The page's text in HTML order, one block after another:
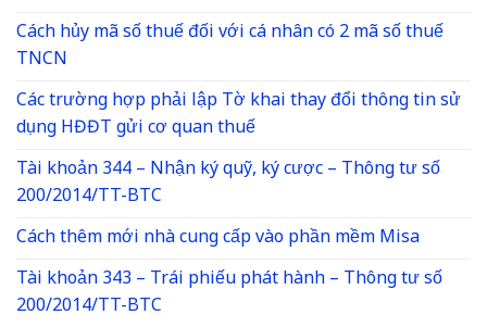
Cách hủy mã số thuế đối với cá nhân có 2 mã số thuế
TNCN
Các trường hợp phải lập Tờ khai thay đổi thông tin sử
dụng HĐĐT gửi cơ quan thuế
Tài khoản 344 – Nhận ký quỹ, ký cược – Thông tư số
200/2014/TT-BTC
Cách thêm mới nhà cung cấp vào phần mềm Misa
Tài khoản 343 – Trái phiếu phát hành – Thông tư số
200/2014/TT-BTC